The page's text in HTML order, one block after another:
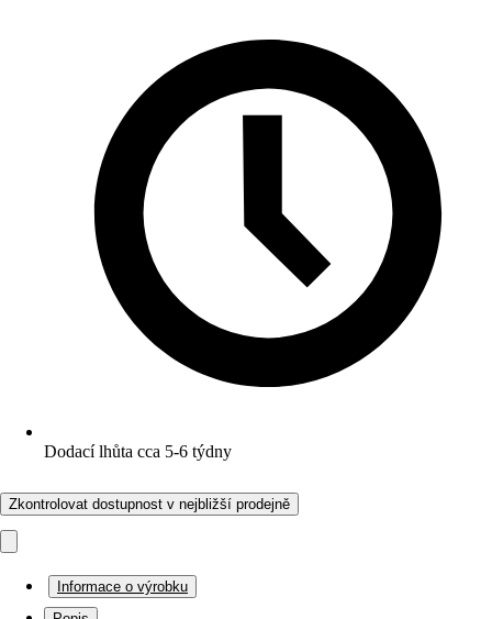
Dodací lhůta cca 5-6 týdny
Zkontrolovat dostupnost v nejbližší prodejně
Informace o výrobku